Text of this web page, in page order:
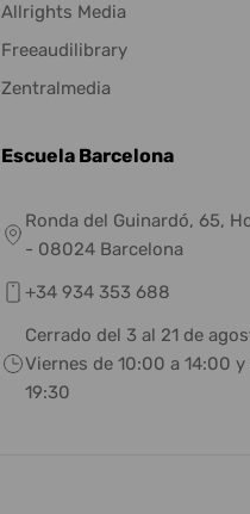
Allrights Media
Freeaudilibrary
Zentralmedia
Escuela Barcelona
Ronda del Guinardó, 65,
- 08024 Barcelona
+34 934 353 688
Cerrado del 3 al 21 de
Viernes de 10:00 a 14:00 y
19:30